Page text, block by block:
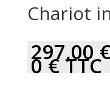
Chariot
297,00
0€TTC